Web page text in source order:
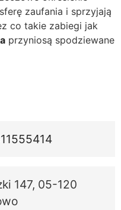
zaufania i sprzyjają
co takie zabiegi jak
przyniosą spodziewane
147, 05-120